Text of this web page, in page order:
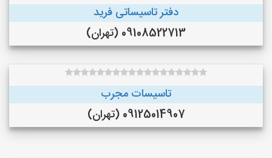
دفتر تاسیساتی فرید
09108522713 (تهران)
تاسیسات مجرب
09125014907 (تهران)